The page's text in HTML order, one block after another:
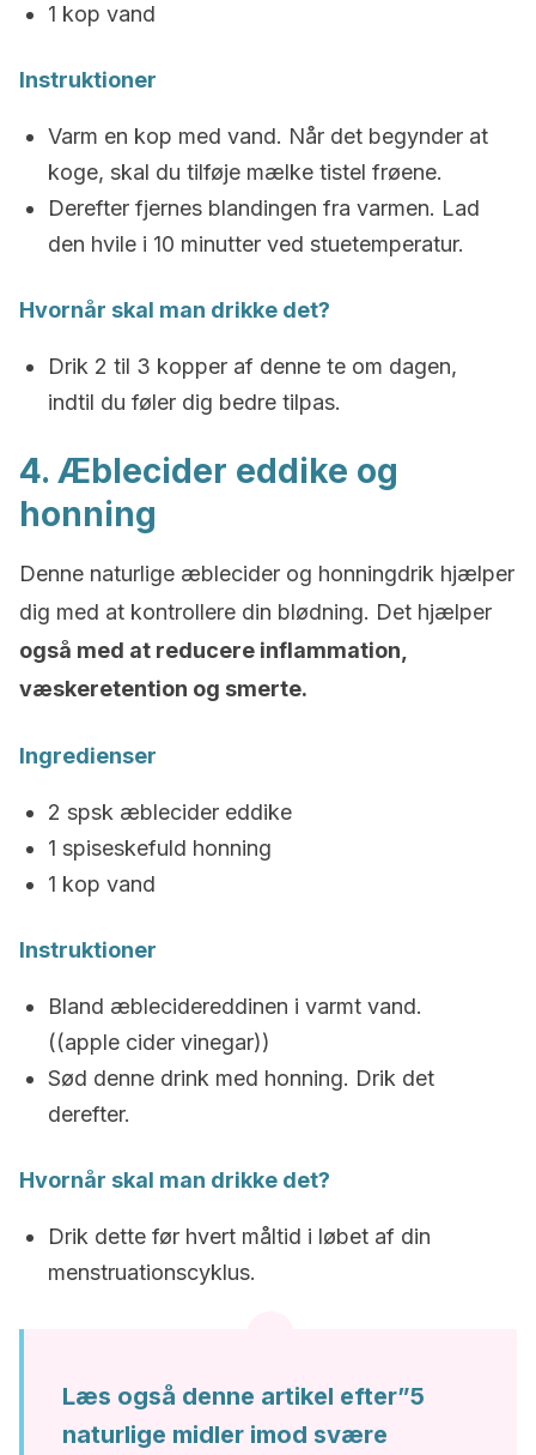
1 kop vand
Instruktioner
Varm en kop med vand. Når det begynder at
koge, skal du tilføje mælke tistel frøene.
Derefter fjernes blandingen fra varmen. Lad
den hvile i 10 minutter ved stuetemperatur.
Hvornår skal man drikke det?
Drik 2 til 3 kopper af denne te om dagen,
indtil du føler dig bedre tilpas.
4. Æblecider eddike og
honning
Denne naturlige æblecider og honningdrik hjælper
dig med at kontrollere din blødning. Det hjælper
også med at reducere inflammation,
væskeretention og smerte.
Ingredienser
2 spsk æblecider eddike
1 spiseskefuld honning
1 kop vand
Instruktioner
Bland æblecidereddinen i varmt vand.
((apple cider vinegar))
Sød denne drink med honning. Drik det
derefter.
Hvornår skal man drikke det?
Drik dette før hvert måltid i løbet af din
menstruationscyklus.
Læs også denne artikel efter”5
naturlige midler imod svære